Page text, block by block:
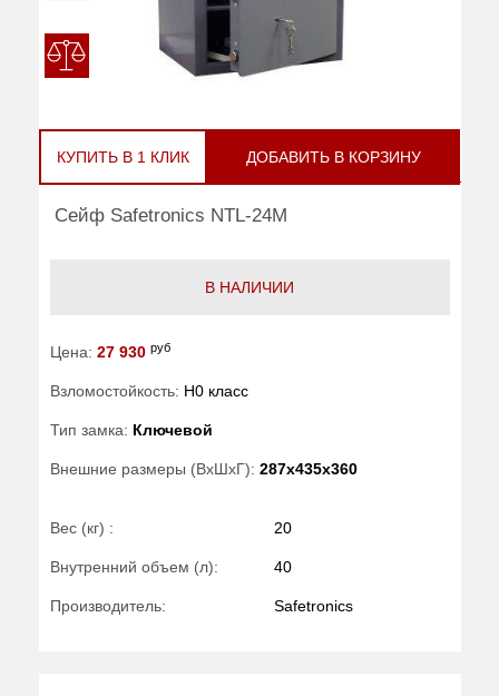
КУПИТЬ В 1 КЛИК ДОБАВИТЬ В КОРЗИНУ
Сейф Safetronics NTL-24M
В НАЛИЧИИ
Цена: 27 930 руб
Взломостойкость: H0 класс
Тип замка: Ключевой
Внешние размеры (ВхШхГ): 287x435x360
Вес (кг) : 20
Внутренний объем (л): 40
Производитель: Safetronics